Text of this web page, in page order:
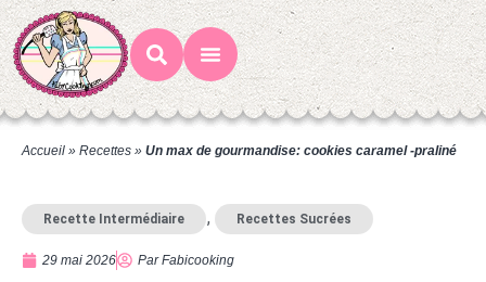
Accueil » Recettes » Un max de gourmandise: cookies caramel -praliné
Recette Intermédiaire , Recettes Sucrées
29 mai 2026 ParFabicooking